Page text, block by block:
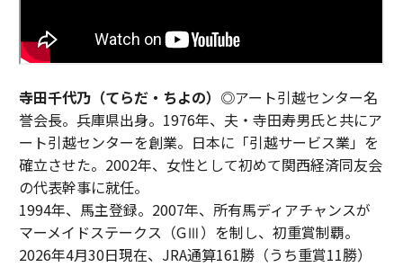
寺田千代乃（てらだ・ちよの）◎アート引越センター名
誉会長。兵庫県出身。1976年、夫・寺田寿男氏と共にア
ート引越センターを創業。日本に「引越サービス業」を
確立させた。2002年、女性として初めて関西経済同友会
の代表幹事に就任。
1994年、馬主登録。2007年、所有馬ディアチャンスが
マーメイドステークス（GⅢ）を制し、初重賞制覇。
2026年4月30日現在、JRA通算161勝（うち重賞11勝）